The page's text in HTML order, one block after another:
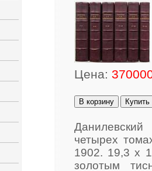
Цена:
В корзину Купить
четырех
1902. 19,3 х
золотым